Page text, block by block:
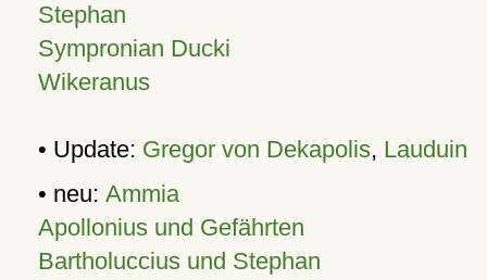
Stephan
Sympronian Ducki
Wikeranus
• Update: Gregor von Dekapolis, Lauduin
• neu: Ammia
Apollonius und Gefährten
Bartholuccius und Stephan